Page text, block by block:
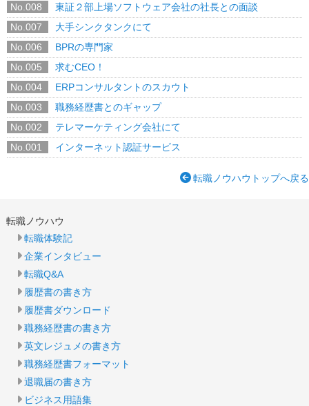
No.008
東証２部上場ソフトウェア会社の社長との面談
No.007
大手シンクタンクにて
No.006
BPRの専門家
No.005
求むCEO！
No.004
ERPコンサルタントのスカウト
No.003
職務経歴書とのギャップ
No.002
テレマーケティング会社にて
No.001
インターネット認証サービス
転職ノウハウトップへ戻る
転職ノウハウ
転職体験記
企業インタビュー
転職Q&A
履歴書の書き方
履歴書ダウンロード
職務経歴書の書き方
英文レジュメの書き方
職務経歴書フォーマット
退職届の書き方
ビジネス用語集